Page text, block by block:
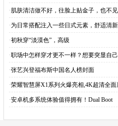
·肌肤清洁做不好，往脸上贴金子，也不
·为日常搭配注入一些日式元素，舒适清新
·初秋穿“淡漠色”，高级
·职场中怎样穿才更不一样？想要突显自己
·张艺兴登福布斯中国名人榜封面
·荣耀智慧屏X1系列火爆亮相,4K超清全面
·安卓机多系统体验值得拥有！Dual Boot